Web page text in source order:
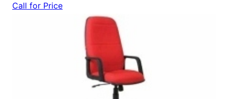
Call for Price